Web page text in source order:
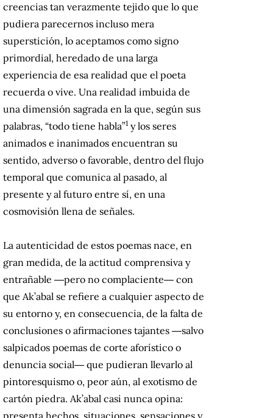
creencias tan verazmente tejido que lo que
pudiera parecernos incluso mera
superstición, lo aceptamos como signo
primordial, heredado de una larga
experiencia de esa realidad que el poeta
recuerda o vive. Una realidad imbuida de
una dimensión sagrada en la que, según sus
palabras, “todo tiene habla”1 y los seres
animados e inanimados encuentran su
sentido, adverso o favorable, dentro del flujo
temporal que comunica al pasado, al
presente y al futuro entre sí, en una
cosmovisión llena de señales.
La autenticidad de estos poemas nace, en
gran medida, de la actitud comprensiva y
entrañable ―pero no complaciente― con
que Ak’abal se refiere a cualquier aspecto de
su entorno y, en consecuencia, de la falta de
conclusiones o afirmaciones tajantes ―salvo
salpicados poemas de corte aforístico o
denuncia social― que pudieran llevarlo al
pintoresquismo o, peor aún, al exotismo de
cartón piedra. Ak’abal casi nunca opina: